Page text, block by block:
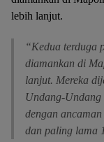
lebih lanjut.
“Kedua terduga
diamankan di
lanjut. Mereka
Undang-Undang
dengan
dan paling lama